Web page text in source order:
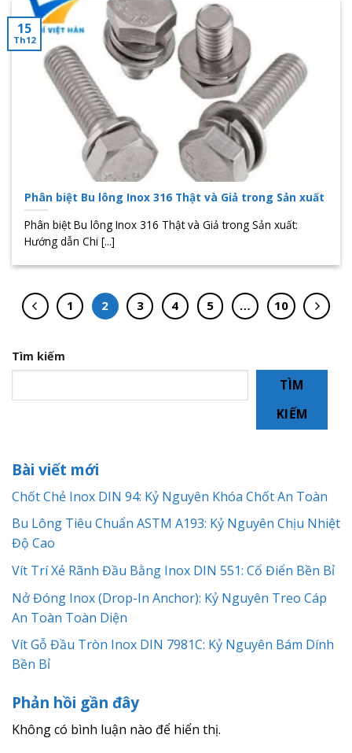
Phân biệt Bu lông Inox 316 Thật và Giả trong Sản xuất
Phân biệt Bu lông Inox 316 Thật và Giả trong Sản xuất:
Hướng dẫn Chi [...]
15
Th12
1 2 3 4 5 … 10
Tìm kiếm
TÌM
KIẾM
Bài viết mới
Chốt Chẻ Inox DIN 94: Kỷ Nguyên Khóa Chốt An Toàn
Bu Lông Tiêu Chuẩn ASTM A193: Kỷ Nguyên Chịu Nhiệt
Độ Cao
Vít Trí Xẻ Rãnh Đầu Bằng Inox DIN 551: Cổ Điển Bền Bỉ
Nở Đóng Inox (Drop-In Anchor): Kỷ Nguyên Treo Cáp
An Toàn Toàn Diện
Vít Gỗ Đầu Tròn Inox DIN 7981C: Kỷ Nguyên Bám Dính
Bền Bỉ
Phản hồi gần đây
Không có bình luận nào để hiển thị.